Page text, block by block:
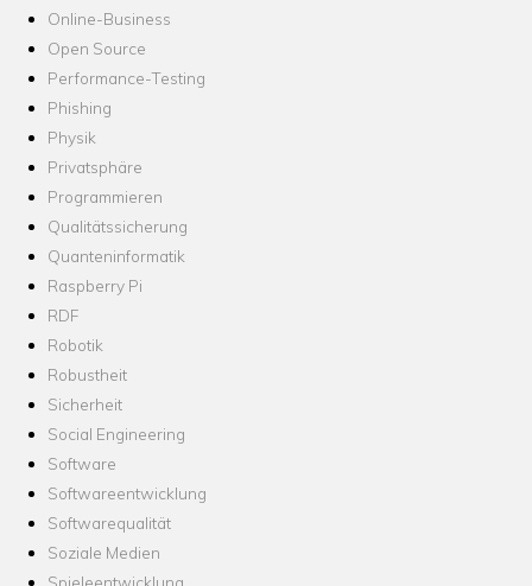
Online-Business
Open Source
Performance-Testing
Phishing
Physik
Privatsphäre
Programmieren
Qualitätssicherung
Quanteninformatik
Raspberry Pi
RDF
Robotik
Robustheit
Sicherheit
Social Engineering
Software
Softwareentwicklung
Softwarequalität
Soziale Medien
Spieleentwicklung